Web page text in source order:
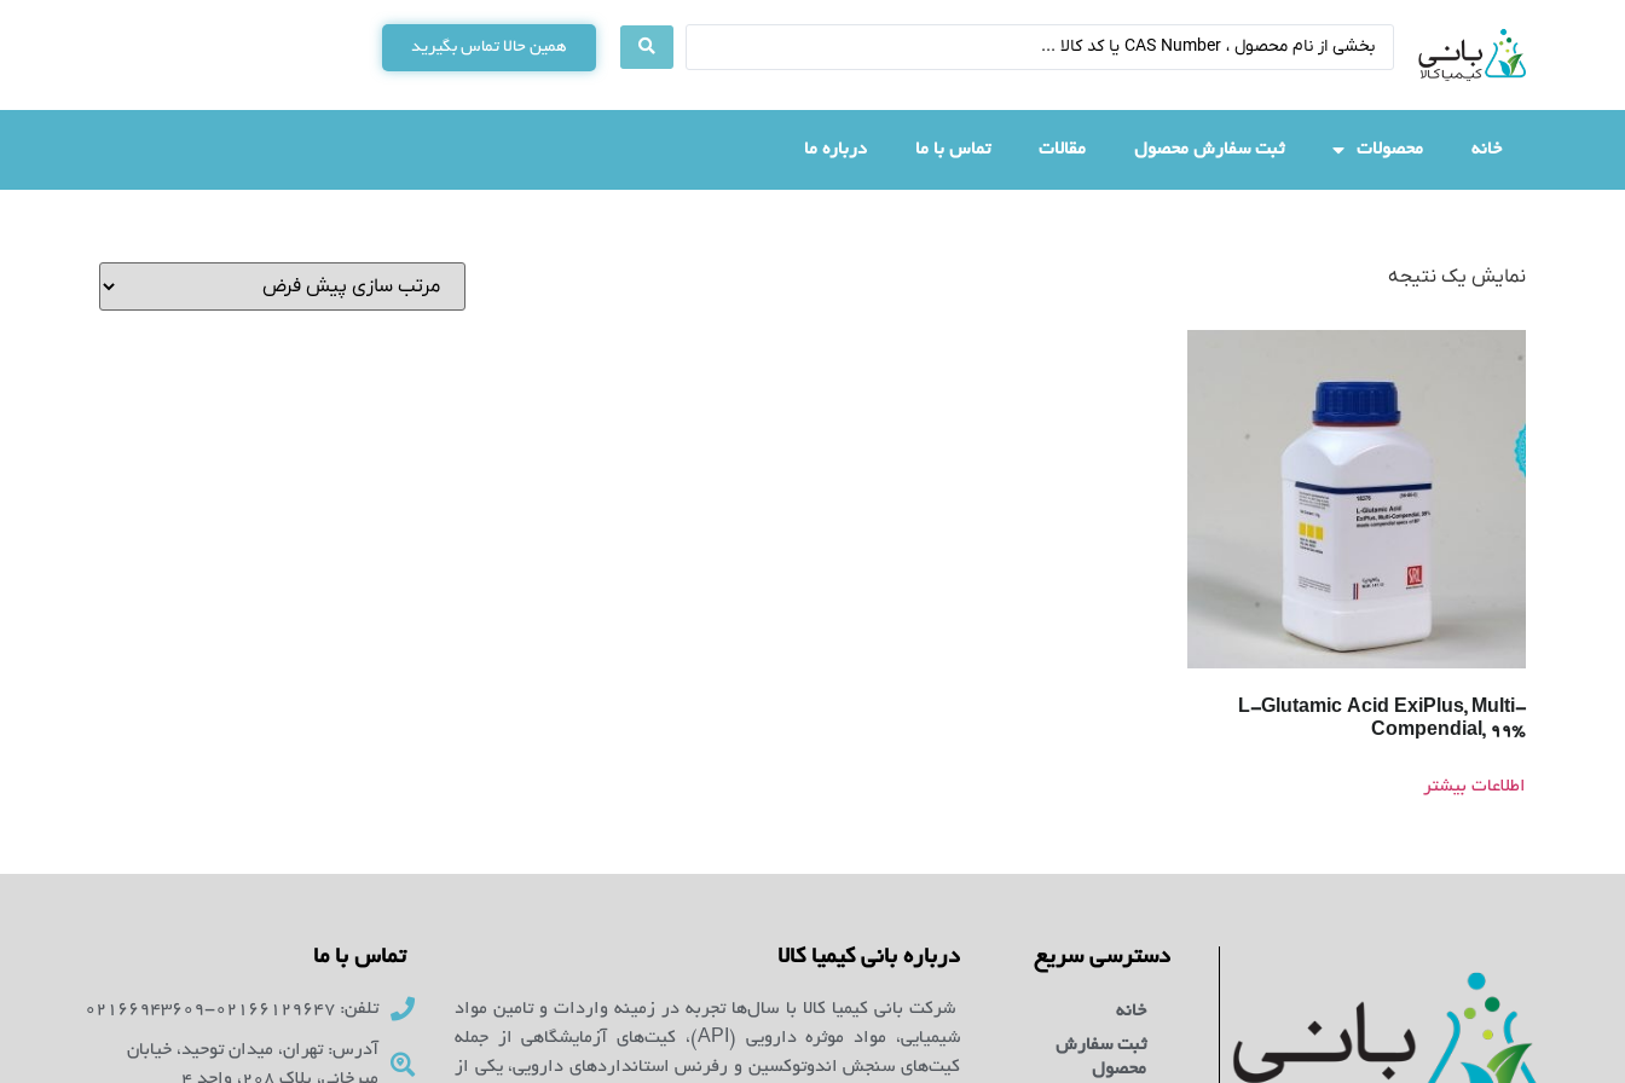
همین حالا تماس بگیرید
خانه محصولات ثبت سفارش محصول مقالات تماس با ما درباره ما
نمایش یک نتیجه
L-Glutamic Acid ExiPlus, Multi-
Compendial, 99%
اطلاعات بیشتر
دسترسی سریع
خانه
ثبت سفارش
محصول
درباره بانی کیمیا کالا
شرکت بانی کیمیا کالا با سال‌ها تجربه در زمینه واردات و تامین مواد
شیمیایی، مواد موثره دارویی (API)، کیت‌های آزمایشگاهی از جمله
کیت‌های سنجش اندوتوکسین و رفرنس استانداردهای دارویی، یکی از
تماس با ما
تلفن: 02166129647-02166943609
آدرس: تهران، میدان توحید، خیابان